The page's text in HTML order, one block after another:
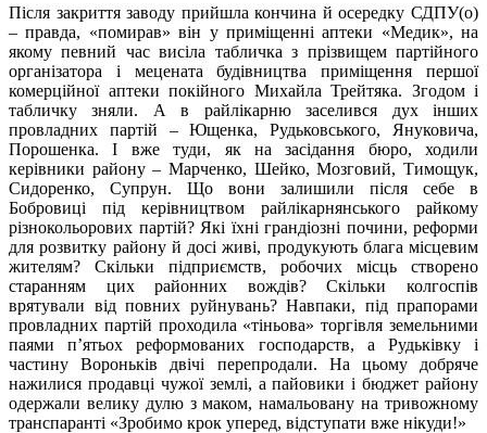
Після закриття заводу прийшла кончина й осередку СДПУ(о)
– правда, «помирав» він у приміщенні аптеки «Медик», на
якому певний час висіла табличка з прізвищем партійного
організатора і мецената будівництва приміщення першої
комерційної аптеки покійного Михайла Трейтяка. Згодом і
табличку зняли. А в райлікарню заселився дух інших
провладних партій – Ющенка, Рудьковського, Януковича,
Порошенка. І вже туди, як на засідання бюро, ходили
керівники району – Марченко, Шейко, Мозговий, Тимощук,
Сидоренко, Супрун. Що вони залишили після себе в
Бобровиці під керівництвом райлікарнянського райкому
різнокольорових партій? Які їхні грандіозні почини, реформи
для розвитку району й досі живі, продукують блага місцевим
жителям? Скільки підприємств, робочих місць створено
старанням цих районних вождів? Скільки колгоспів
врятували від повних руйнувань? Навпаки, під прапорами
провладних партій проходила «тіньова» торгівля земельними
паями п’ятьох реформованих господарств, а Рудьківку і
частину Вороньків двічі перепродали. На цьому добряче
нажилися продавці чужої землі, а пайовики і бюджет району
одержали велику дулю з маком, намальовану на тривожному
транспаранті «Зробимо крок уперед, відступати вже нікуди!»